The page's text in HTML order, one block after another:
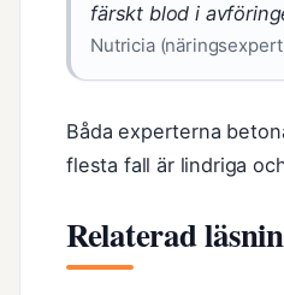
färskt blod i
Nutricia
Båda experterna
flesta fall är lindriga
Relaterad